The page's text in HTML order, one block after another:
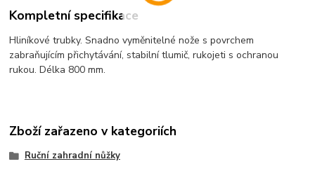
Kompletní specifikace
Hliníkové trubky. Snadno vyměnitelné nože s povrchem
zabraňujícím přichytávání, stabilní tlumič, rukojeti s ochranou
rukou. Délka 800 mm.
Zboží zařazeno v kategoriích
Ruční zahradní nůžky